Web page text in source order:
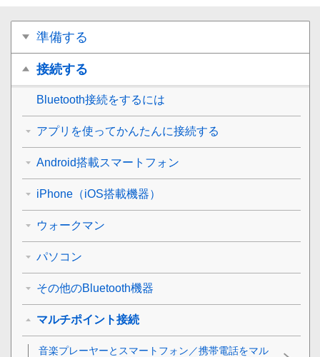
準備する
接続する
Bluetooth接続をするには
アプリを使ってかんたんに接続する
Android搭載スマートフォン
iPhone（iOS搭載機器）
ウォークマン
パソコン
その他のBluetooth機器
マルチポイント接続
音楽プレーヤーとスマートフォン／携帯電話をマル